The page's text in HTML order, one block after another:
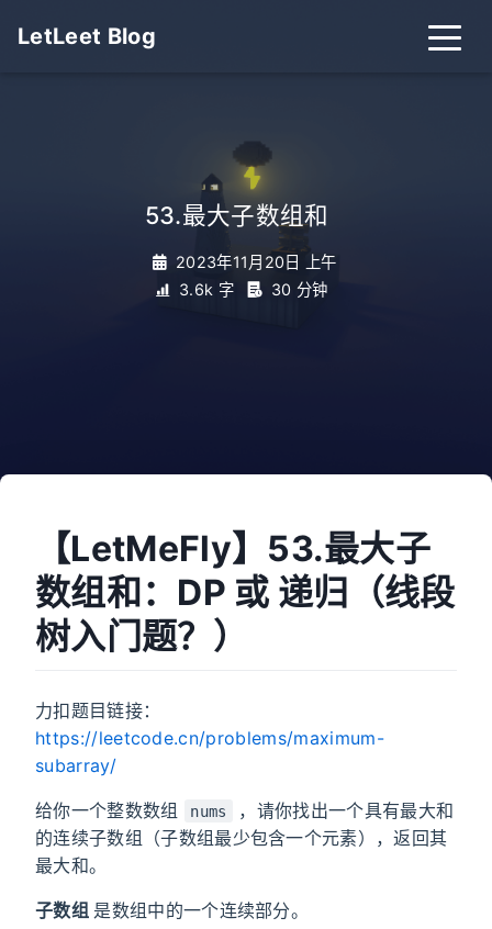
LetLeet Blog
53.最大子数组和
2023年11月20日 上午
3.6k 字
30 分钟
【LetMeFly】53.最大子
数组和：DP 或 递归（线段
树入门题？）
力扣题目链接：
https://leetcode.cn/problems/maximum-
subarray/
给你一个整数数组 nums
，请你找出一个具有最大和
的连续子数组（子数组最少包含一个元素），返回其
最大和。
子数组 是数组中的一个连续部分。